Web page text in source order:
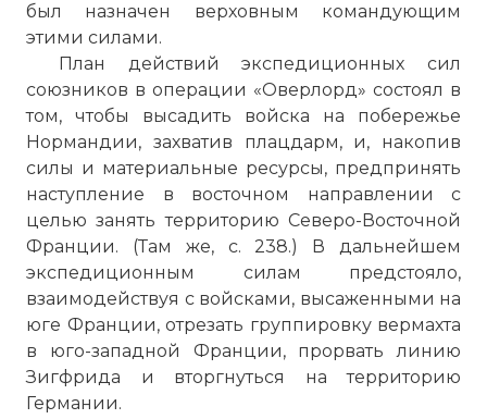
был назначен верховным командующим
этими силами.
План действий экспедиционных сил
союзников в операции «Оверлорд» состоял в
том, чтобы высадить войска на побережье
Нормандии, захватив плацдарм, и, накопив
силы и материальные ресурсы, предпринять
наступление в восточном направлении с
целью занять территорию Северо-Восточной
Франции. (Там же, с. 238.) В дальнейшем
экспедиционным силам предстояло,
взаимодействуя с войсками, высаженными на
юге Франции, отрезать группировку вермахта
в юго-западной Франции, прорвать линию
Зигфрида и вторгнуться на территорию
Германии.